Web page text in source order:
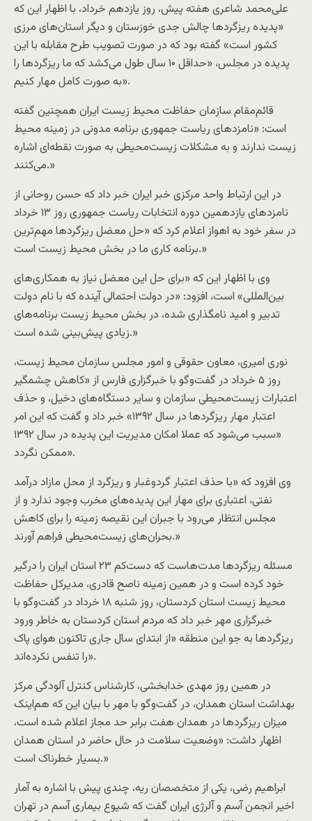
علی‌محمد شاعری هفته پیش، روز یازدهم خرداد، با اظهار این‌ که
«پدیده ریزگردها چالش جدی خوزستان و دیگر استان‌های مرزی
کشور است» گفته‌ بود که در صورت تصویب طرح مقابله با این
پدیده در مجلس، «حداقل ۱۰ سال طول می‌کشد که ما ریزگردها را
به صورت کامل مهار کنیم».
قائم‌مقام سازمان حفاظت محیط زیست ایران همچنین گفته‌
است: «نامزدهای ریاست جمهوری برنامه مدونی در زمینه محیط
زیست ندارند و به مشکلات زیست‌محیطی به صورت نقطه‌ای اشاره
می‌کنند.»
در این ارتباط واحد مرکزی خبر ایران خبر داد که حسن روحانی از
نامزدهای یازدهمین دوره انتخابات ریاست‌ جمهوری روز ۱۳ خرداد
در سفر خود به اهواز اعلام کرد که «حل معضل ریزگردها مهم‌ترین
برنامه کاری ما در بخش محیط زیست است.»
وی با اظهار این‌ که «برای حل این معضل نیاز به همکاری‌های
بین‌المللی» است، افزود: «در دولت احتمالی آینده که با نام دولت
تدبیر و امید نامگذاری شده، در بخش محیط زیست برنامه‌های
زیادی پیش‌بینی شده است.»
نوری امیری، معاون حقوقی و امور مجلس سازمان محیط زیست،
روز ۵ خرداد در گفت‌وگو با خبرگزاری فارس از «کاهش چشمگیر
اعتبارات زیست‌محیطی سازمان و سایر دستگاه‌های دخیل، و حذف
اعتبار مهار ریزگردها در سال ۱۳۹۲» خبر داد و گفت که این امر
«سبب می‌شود که عملا امکان مدیریت این پدیده در سال ۱۳۹۲
ممکن نگردد».
وی افزود که «با حذف اعتبار گردوغبار و ریزگرد از محل مازاد درآمد
نفتی، اعتباری برای مهار این پدیده‌های مخرب وجود ندارد و از
مجلس انتظار می‌رود با جبران این نقیصه زمینه را برای کاهش
بحران‌های زیست‌محیطی فراهم آورند.»
مسئله ریزگردها مدت‌هاست که دست‌کم ۲۳ استان ایران را درگیر
خود کرده‌ است و در همین زمینه ناصح قادری، مدیرکل حفاظت
محیط زیست استان کردستان، روز شنبه ۱۸ خرداد در گفت‌وگو با
خبرگزاری مهر خبر داد که مردم استان کردستان به خاطر ورود
ریزگردها به جو این منطقه «از ابتدای سال جاری تاکنون هوای پاک
را تنفس نکرده‌اند».
در همین روز مهدی خدابخشی، کارشناس کنترل آلودگی مرکز
بهداشت استان همدان، در گفت‌وگو با مهر با بیان این که هم‌اینک
میزان ریزگردها در همدان هفت برابر حد مجاز اعلام شده است،
اظهار داشت: «وضعیت سلامت در حال حاضر در استان همدان
بسیار خطرناک است.»
ابراهیم رضی، یکی از متخصصان ریه، چندی پیش با اشاره به آمار
اخیر انجمن آسم و آلرژی ایران گفت که شیوع بیماری آسم در تهران